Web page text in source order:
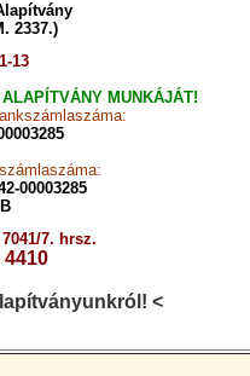
2337.)
13
MUNKÁJÁT!
00003285
041/7. hrsz.
4410
<